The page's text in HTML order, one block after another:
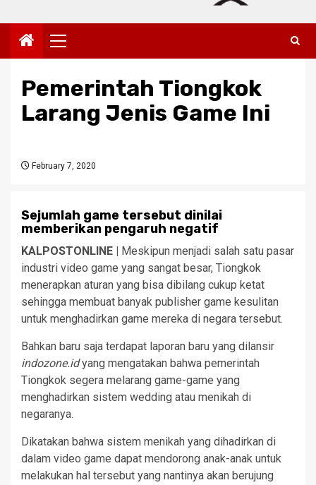
Primary
Menu
Pemerintah Tiongkok
Larang Jenis Game Ini
February 7, 2020
Sejumlah game tersebut dinilai
memberikan pengaruh negatif
KALPOSTONLINE |
Meskipun menjadi salah satu pasar
industri video game yang sangat besar, Tiongkok
menerapkan aturan yang bisa dibilang cukup ketat
sehingga membuat banyak publisher game kesulitan
untuk menghadirkan game mereka di negara tersebut.
Bahkan baru saja terdapat laporan baru yang dilansir
indozone.idyang mengatakan bahwa pemerintah
Tiongkok segera melarang game-game yang
menghadirkan sistem wedding atau menikah di
negaranya.
Dikatakan bahwa sistem menikah yang dihadirkan di
dalam video game dapat mendorong anak-anak untuk
melakukan hal tersebut yang nantinya akan berujung